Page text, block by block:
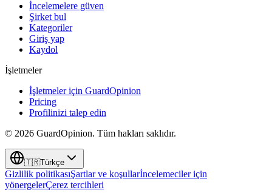
İncelemelere güven
Şirket bul
Kategoriler
Giriş yap
Kaydol
İşletmeler
İşletmeler için GuardOpinion
Pricing
Profilinizi talep edin
© 2026 GuardOpinion. Tüm hakları saklıdır.
🇹🇷Türkçe
Gizlilik politikasıŞartlar ve koşullarİncelemeciler için
yönergelerÇerez tercihleri